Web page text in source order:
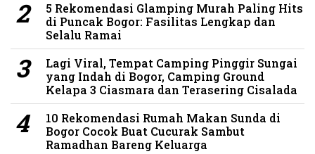
5 Rekomendasi Glamping Murah Paling Hits
di Puncak Bogor: Fasilitas Lengkap dan
Selalu Ramai
Lagi Viral, Tempat Camping Pinggir Sungai
yang Indah di Bogor, Camping Ground
Kelapa 3 Ciasmara dan Terasering Cisalada
10 Rekomendasi Rumah Makan Sunda di
Bogor Cocok Buat Cucurak Sambut
Ramadhan Bareng Keluarga